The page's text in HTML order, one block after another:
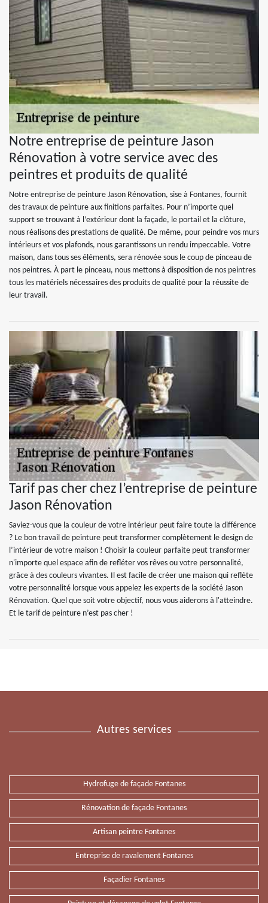
Notre entreprise de peinture Jason
Rénovation à votre service avec des
peintres et produits de qualité
Notre entreprise de peinture Jason Rénovation, sise à Fontanes, fournit
des travaux de peinture aux finitions parfaites. Pour n’importe quel
support se trouvant à l’extérieur dont la façade, le portail et la clôture,
nous réalisons des prestations de qualité. De même, pour peindre vos murs
intérieurs et vos plafonds, nous garantissons un rendu impeccable. Votre
maison, dans tous ses éléments, sera rénovée sous le coup de pinceau de
nos peintres. À part le pinceau, nous mettons à disposition de nos peintres
tous les matériels nécessaires des produits de qualité pour la réussite de
leur travail.
Tarif pas cher chez l’entreprise de peinture
Jason Rénovation
Saviez-vous que la couleur de votre intérieur peut faire toute la différence
? Le bon travail de peinture peut transformer complètement le design de
l’intérieur de votre maison ! Choisir la couleur parfaite peut transformer
n'importe quel espace afin de refléter vos rêves ou votre personnalité,
grâce à des couleurs vivantes. Il est facile de créer une maison qui reflète
votre personnalité lorsque vous appelez les experts de la société Jason
Rénovation. Quel que soit votre objectif, nous vous aiderons à l'atteindre.
Et le tarif de peinture n’est pas cher !
Autres services
Hydrofuge de façade Fontanes
Rénovation de façade Fontanes
Artisan peintre Fontanes
Entreprise de ravalement Fontanes
Façadier Fontanes